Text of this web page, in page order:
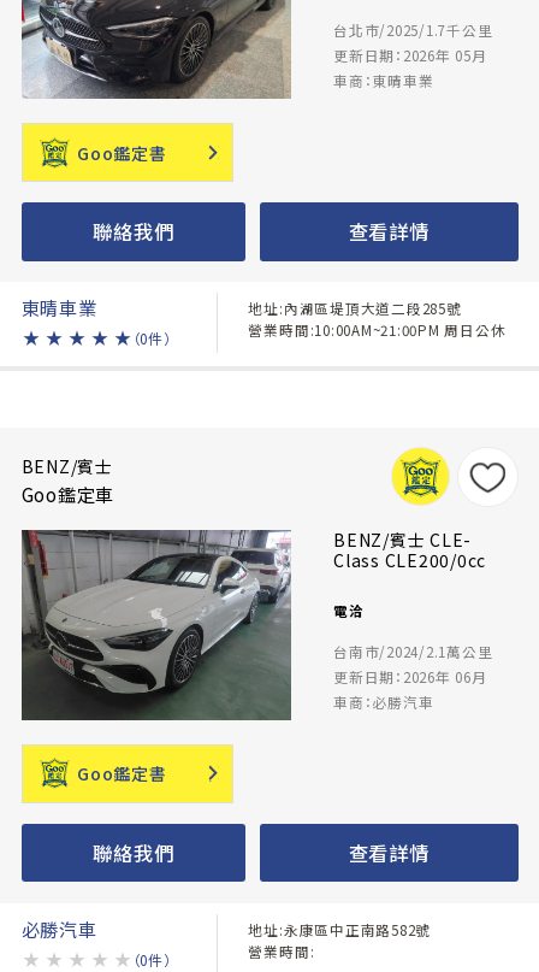
台北市/2025/1.7千公里
更新日期：2026年 05月
車商：東晴車業
Goo鑑定書
聯絡我們 查看詳情
東晴車業
★ ★ ★ ★ ★ （0件）
地址:內湖區堤頂大道二段285號
營業時間:10:00AM~21:00PM 周日公休
BENZ/賓士
Goo鑑定車
BENZ/賓士 CLE-
Class CLE200/0cc
電洽
台南市/2024/2.1萬公里
更新日期：2026年 06月
車商：必勝汽車
Goo鑑定書
聯絡我們 查看詳情
必勝汽車
★ ★ ★ ★ ★ （0件）
地址:永康區中正南路582號
營業時間: